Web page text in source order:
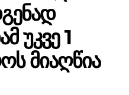
ᲣᲙᲕᲔ 1
ᲛᲘᲐᲦᲬᲘᲐ